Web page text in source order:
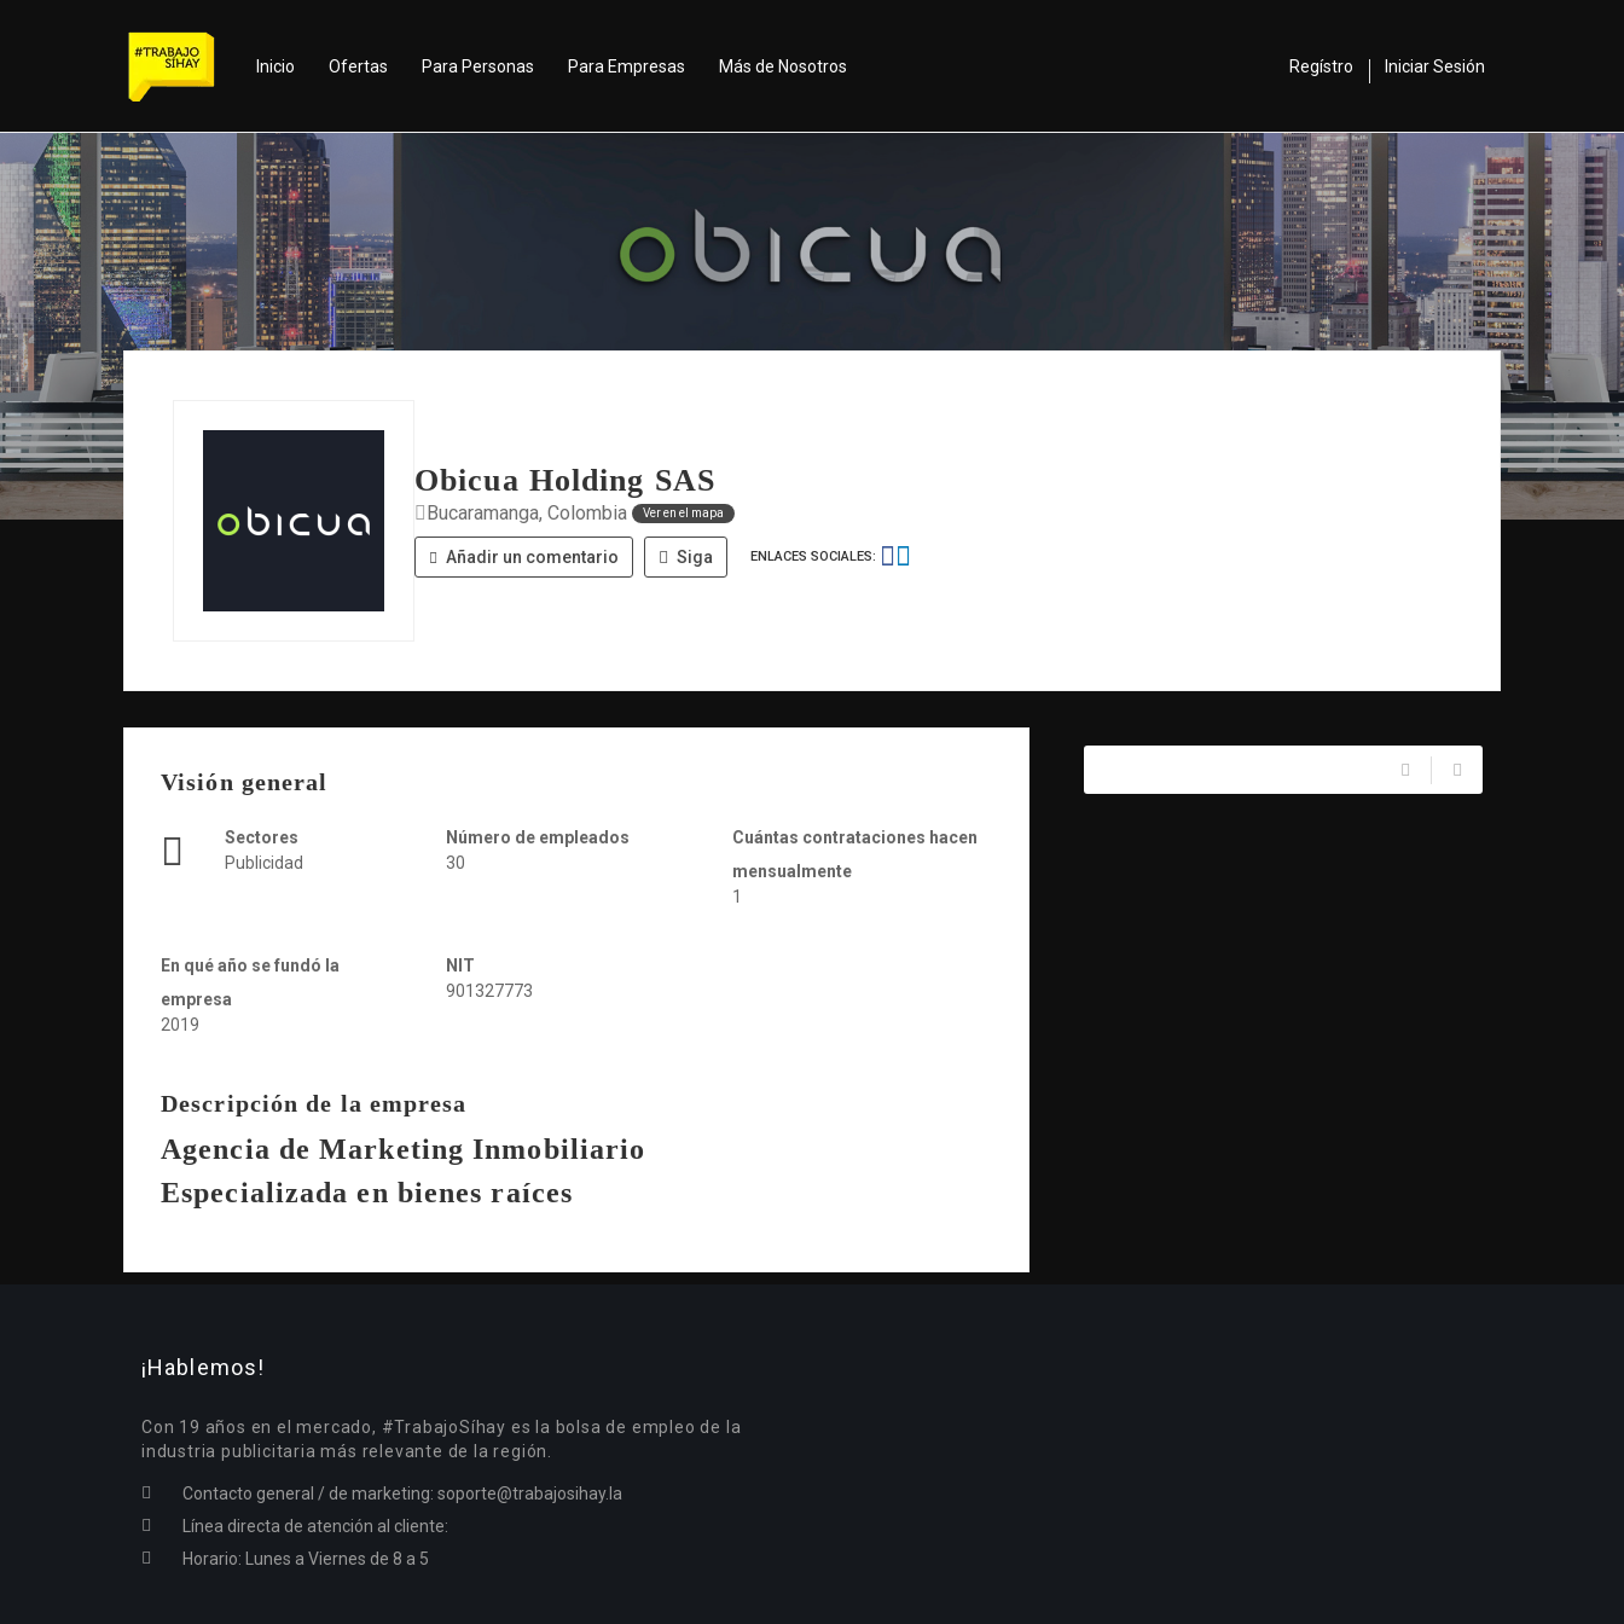
Inicio Ofertas Para Personas Para Empresas Más de Nosotros Regístro Iniciar Sesión
Obicua Holding SAS
Bucaramanga, Colombia Ver en el mapa
Añadir un comentario Siga ENLACES SOCIALES:
Visión general
Sectores
Publicidad
Número de empleados
30
Cuántas contrataciones hacen
mensualmente
1
En qué año se fundó la
empresa
2019
NIT
901327773
Descripción de la empresa
Agencia de Marketing Inmobiliario
Especializada en bienes raíces
¡Hablemos!
Con 19 años en el mercado, #TrabajoSíhay es la bolsa de empleo de la
industria publicitaria más relevante de la región.
Contacto general / de marketing: soporte@trabajosihay.la
Línea directa de atención al cliente:
Horario: Lunes a Viernes de 8 a 5